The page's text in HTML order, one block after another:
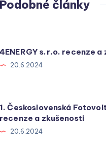
Podobné články
4ENERGY s.r.o. recenze a
20.6.2024
1. Československá
recenze a zkušenosti
20.6.2024